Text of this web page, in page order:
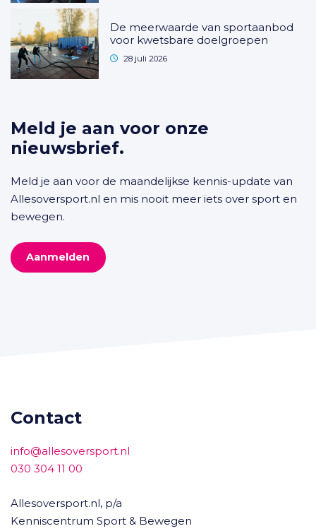
De meerwaarde van sportaanbod
voor kwetsbare doelgroepen
28 juli 2026
Meld je aan voor onze
nieuwsbrief.
Meld je aan voor de maandelijkse kennis-update van
Allesoversport.nl en mis nooit meer iets over sport en
bewegen.
Aanmelden
Contact
info@allesoversport.nl
030 304 11 00
Allesoversport.nl, p/a
Kenniscentrum Sport & Bewegen